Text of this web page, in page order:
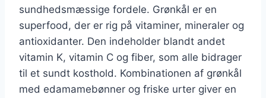
sundhedsmæssige fordele. Grønkål er en
superfood, der er rig på vitaminer, mineraler og
antioxidanter. Den indeholder blandt andet
vitamin K, vitamin C og fiber, som alle bidrager
til et sundt kosthold. Kombinationen af grønkål
med edamamebønner og friske urter giver en